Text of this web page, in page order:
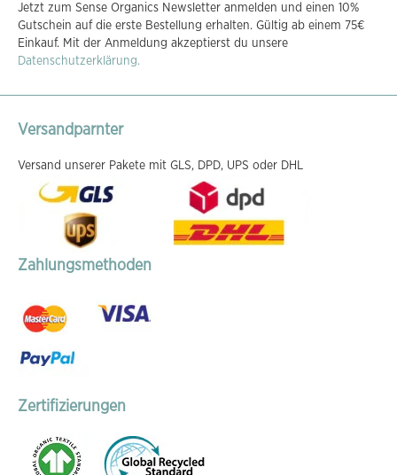
für
unseren
Newsletter
an:
Jetzt zum Sense Organics Newsletter anmelden und einen 10%
Gutschein auf die erste Bestellung erhalten. Gültig ab einem 75€
Einkauf. Mit der Anmeldung akzeptierst du unsere
Datenschutzerklärung.
Versandparnter
Versand unserer Pakete mit GLS, DPD, UPS oder DHL
Zahlungsmethoden
Zertifizierungen